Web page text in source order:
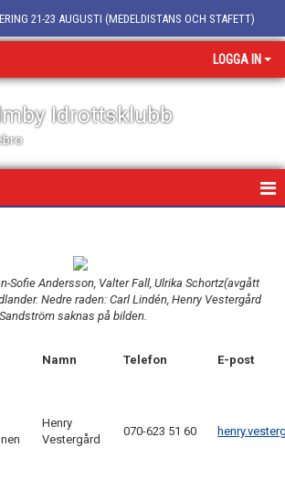
21-23 AUGUSTI (MEDELDISTANS OCH STAFETT)
LOGGA IN
Idrottsklubb
Sofie Andersson, Valter Fall, Ulrika Schortz(avgått
Nedre raden: Carl Lindén, Henry Vestergård
saknas på bilden.
Namn Telefon E-post
Henry
Vestergård
070-623 51 60